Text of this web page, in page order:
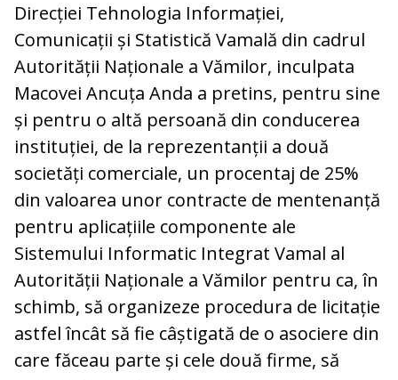
Direcției Tehnologia Informației,
Comunicații și Statistică Vamală din cadrul
Autorității Naționale a Vămilor, inculpata
Macovei Ancuța Anda a pretins, pentru sine
și pentru o altă persoană din conducerea
instituției, de la reprezentanții a două
societăți comerciale, un procentaj de 25%
din valoarea unor contracte de mentenanță
pentru aplicațiile componente ale
Sistemului Informatic Integrat Vamal al
Autorității Naționale a Vămilor pentru ca, în
schimb, să organizeze procedura de licitație
astfel încât să fie câștigată de o asociere din
care făceau parte și cele două firme, să